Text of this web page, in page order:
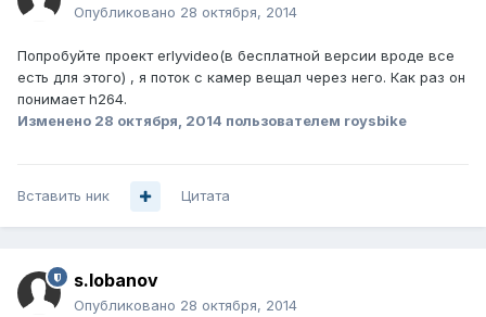
Опубликовано 28 октября, 2014
Попробуйте проект erlyvideo(в бесплатной версии вроде все
есть для этого) , я поток с камер вещал через него. Как раз он
понимает h264.
Изменено 28 октября, 2014 пользователем roysbike
Вставить ник Цитата
s.lobanov
Опубликовано 28 октября, 2014